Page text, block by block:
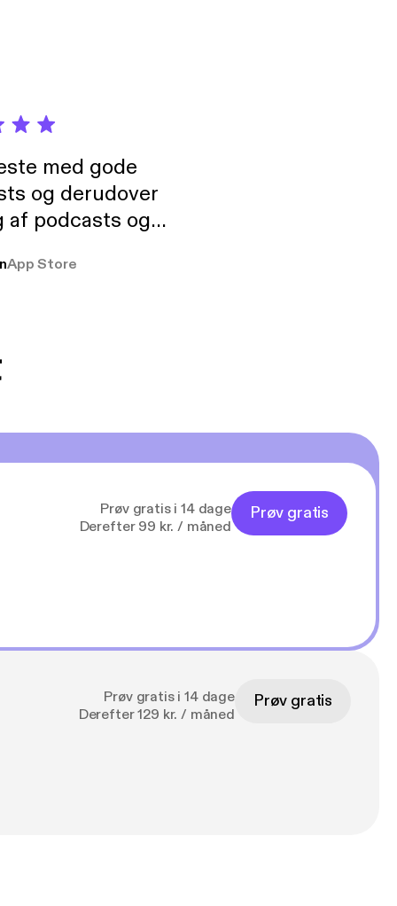
med gode
og derudover
podcasts og
pga
App Store
Prøv gratis i 14 dage
Derefter 99 kr. / måned
Prøv gratis
Prøv gratis i 14 dage
Derefter 129 kr. / måned
Prøv gratis